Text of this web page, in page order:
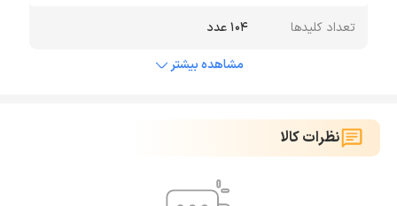
تعداد کلیدها
104 عدد
مشاهده بیشتر
نظرات کالا